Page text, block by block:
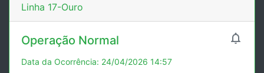
Linha 17-Ouro

Operação Normal
Data da Ocorrência: 24/04/2026 14:57